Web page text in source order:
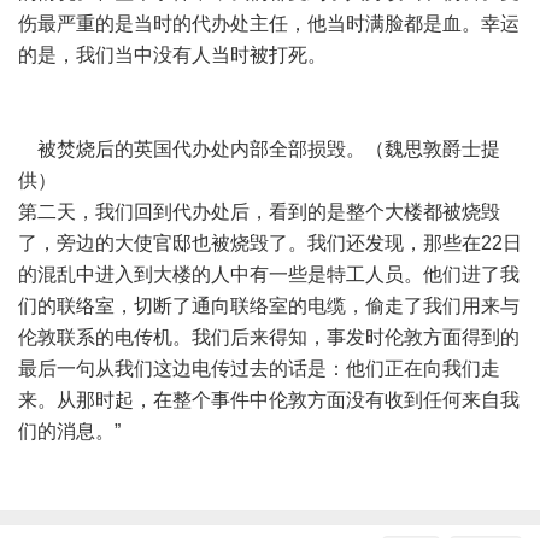
伤最严重的是当时的代办处主任，他当时满脸都是血。幸运
的是，我们当中没有人当时被打死。
被焚烧后的英国代办处内部全部损毁。（魏思敦爵士提
供）
第二天，我们回到代办处后，看到的是整个大楼都被烧毁
了，旁边的大使官邸也被烧毁了。我们还发现，那些在22日
的混乱中进入到大楼的人中有一些是特工人员。他们进了我
们的联络室，切断了通向联络室的电缆，偷走了我们用来与
伦敦联系的电传机。我们后来得知，事发时伦敦方面得到的
最后一句从我们这边电传过去的话是：他们正在向我们走
来。从那时起，在整个事件中伦敦方面没有收到任何来自我
们的消息。”